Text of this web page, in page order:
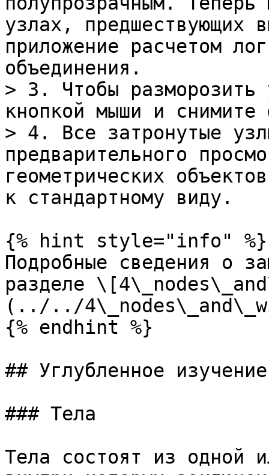
узлах, предшествующих
приложение расчетом
объединения.
> 3. Чтобы разморозить
кнопкой мыши и снимите
> 4. Все затронутые
предварительного
геометрических
к стандартному виду.
{% hint style="info" %}
Подробные сведения о
разделе
(../../
{% endhint %}
## Углубленное изучение
### Тела
Тела состоят из одной